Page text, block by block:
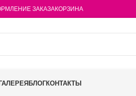
ЗАКАЗАКОРЗИНА
БЛОГКОНТАКТЫ